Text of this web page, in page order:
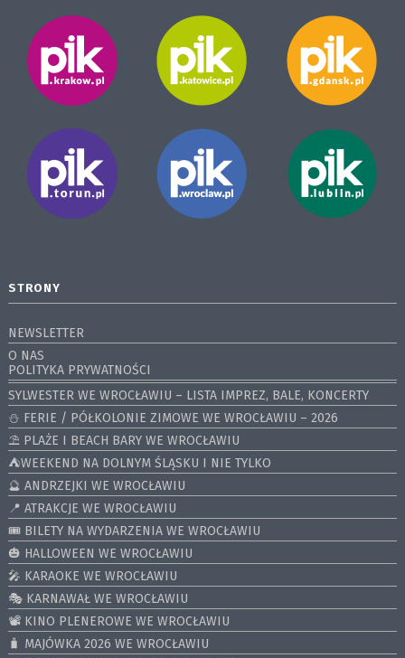
STRONY
NEWSLETTER
O NAS
POLITYKA PRYWATNOŚCI
SYLWESTER WE WROCŁAWIU – LISTA IMPREZ, BALE, KONCERTY
⛄️ FERIE / PÓŁKOLONIE ZIMOWE WE WROCŁAWIU – 2026
⛱️ PLAŻE I BEACH BARY WE WROCŁAWIU
⛺️WEEKEND NA DOLNYM ŚLĄSKU I NIE TYLKO
🔮 ANDRZEJKI WE WROCŁAWIU
📍 ATRAKCJE WE WROCŁAWIU
🎟️ BILETY NA WYDARZENIA WE WROCŁAWIU
🎃 HALLOWEEN WE WROCŁAWIU
🎤 KARAOKE WE WROCŁAWIU
🎭 KARNAWAŁ WE WROCŁAWIU
📽️ KINO PLENEROWE WE WROCŁAWIU
🧳 MAJÓWKA 2026 WE WROCŁAWIU